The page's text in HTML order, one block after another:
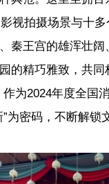
视拍摄场景与十
秦王宫的雄浑壮阔
的精巧雅致，共同
作为2024年度全国
为密码，不断解锁